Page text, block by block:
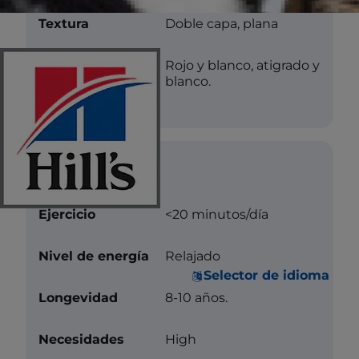
Selector de idioma
Textura Doble capa, plana
Color
Rojo y blanco, atigrado y
blanco.
Cuidados
Ejercicio <20 minutos/día
Nivel de energía Relajado
Longevidad 8-10 años.
Necesidades High